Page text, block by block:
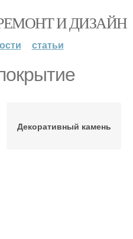
И ДИЗАЙН
статьи
Декоративный камень